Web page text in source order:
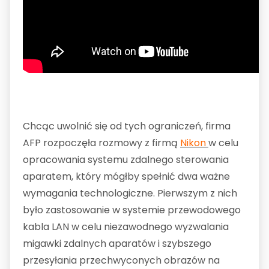
Chcąc uwolnić się od tych ograniczeń, firma
AFP rozpoczęła rozmowy z firmą Nikonw celu
opracowania systemu zdalnego sterowania
aparatem, który mógłby spełnić dwa ważne
wymagania technologiczne. Pierwszym z nich
było zastosowanie w systemie przewodowego
kabla LAN w celu niezawodnego wyzwalania
migawki zdalnych aparatów i szybszego
przesyłania przechwyconych obrazów na